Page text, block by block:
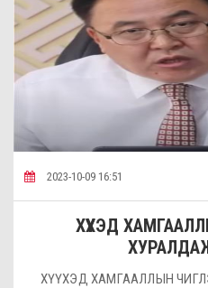
2023-10-09 16:51
ХҮҮХЭД
ХҮҮХЭД ХАМГААЛЛЫН